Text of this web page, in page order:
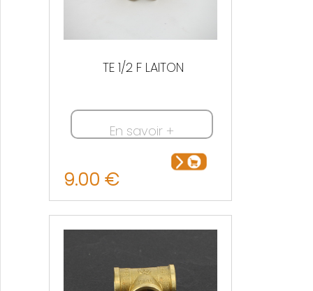
TE 1/2 F LAITON
En savoir +
9.00 €